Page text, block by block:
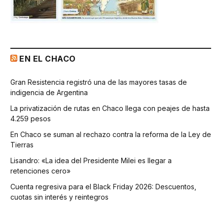
EN EL CHACO
Gran Resistencia registró una de las mayores tasas de
indigencia de Argentina
La privatización de rutas en Chaco llega con peajes de hasta
4.259 pesos
En Chaco se suman al rechazo contra la reforma de la Ley de
Tierras
Lisandro: «La idea del Presidente Milei es llegar a
retenciones cero»
Cuenta regresiva para el Black Friday 2026: Descuentos,
cuotas sin interés y reintegros